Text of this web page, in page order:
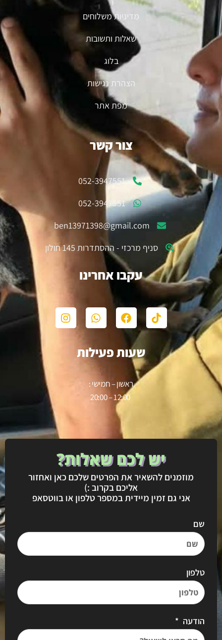
יש לכם שאלות?
מוזמנים להשאיר את הפרטים שלכם כאן ואחזור
אליכם בקרוב :)
אני גם זמין מיידית במספר טלפון או בווטסאפ
שם
טלפון
הודעה
צור קשר
052-3947551
052-3947551
ben13971398@gmail.com
סניף מרכזי - ההסתדרות 145 חולון
עקבו אחרינו
שעות פעילות
ראשון – חמישי :
מדיניות משלוחים
שאלות ותשובות
בלוג
הצהרת נגישות
מפת אתר